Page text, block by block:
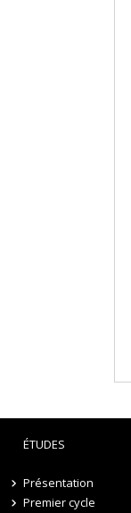
ÉTUDES
Présentation
Premier cycle